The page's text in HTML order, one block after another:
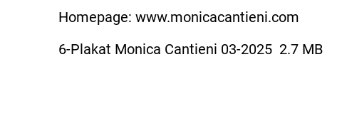
Homepage: www.monicacantieni.com
6-Plakat Monica Cantieni 03-2025 2.7 MB